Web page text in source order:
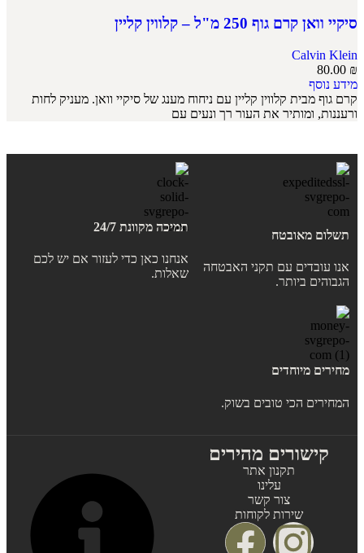
סיקיי וואן קרם גוף 250 מ"ל – קלווין קליין
Calvin Klein
80.00 ₪
מידע נוסף
קרם גוף מבית קלווין קליין עם ניחוח מענג של סיקיי וואן. מעניק לחות
ורעננות, ומותיר את העור רך ונעים עם
תשלום מאובטח
אנו עובדים עם תקני האבטחה
הגבוהים ביותר.
תמיכה מקוונת 24/7
אנחנו כאן כדי לעזור אם יש לכם
שאלות.
מחירים מיוחדים
המחירים הכי טובים בשוק.
קישורים מהירים
תקנון אתר
עלינו
צור קשר
שירות לקוחות